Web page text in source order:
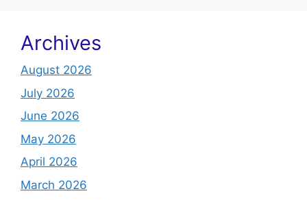
Archives
August 2026
July 2026
June 2026
May 2026
April 2026
March 2026